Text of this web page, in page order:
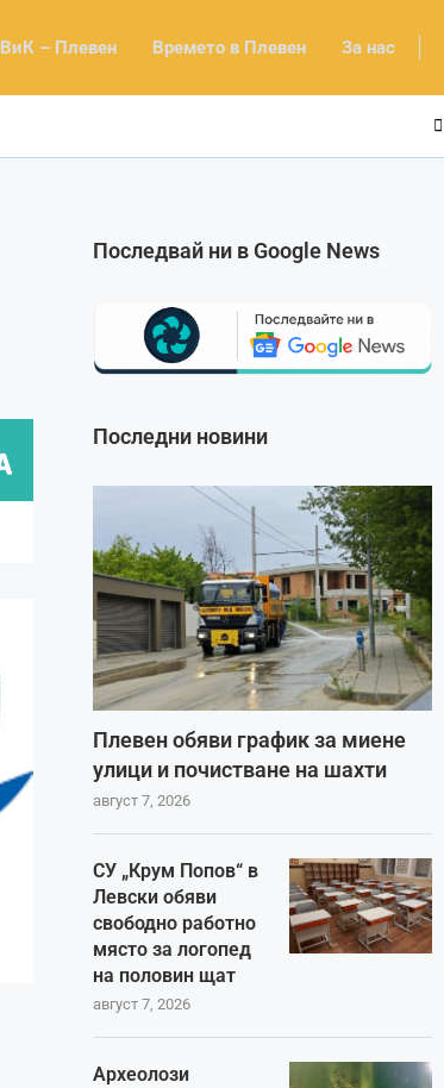
ВиК – Плевен Времето в Плевен За нас
Последвай ни в Google News
Последни новини
Плевен обяви график за миене
улици и почистване на шахти
август 7, 2026
СУ „Крум Попов“ в
Левски обяви
свободно работно
място за логопед
на половин щат
август 7, 2026
Археолози